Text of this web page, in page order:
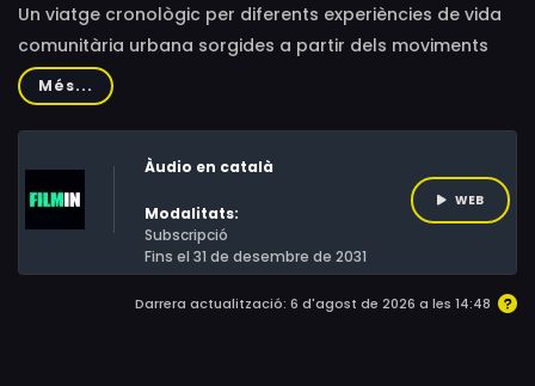
Un viatge cronològic per diferents experiències de vida
comunitària urbana sorgides a partir dels moviments
dels anys 60 i 70 que qüestionen la família nuclear. A
través d'un relat coral coneixem de prop l'evolució i
transformació d'aquests assajos d'alternatives familiars
a Barcelona, des de la comuna Ítaca (1976) fins a
l'actualitat.
Més...
Àudio en català
Modalitats:
Subscripció
Fins el 31 de desembre de 2031
WEB
Darrera actualització: 6 d'agost de 2026 a les 14:48